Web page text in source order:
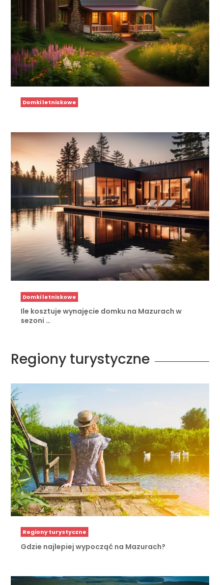
Domki letniskowe
Domki letniskowe
Ile kosztuje wynajęcie domku na Mazurach w
sezoni …
Regiony turystyczne
Regiony turystyczne
Gdzie najlepiej wypocząć na Mazurach?